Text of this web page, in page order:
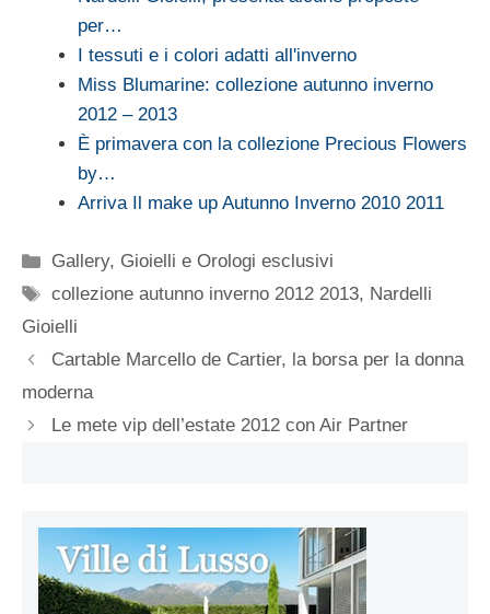
per…
I tessuti e i colori adatti all'inverno
Miss Blumarine: collezione autunno inverno
2012 – 2013
È primavera con la collezione Precious Flowers
by…
Arriva Il make up Autunno Inverno 2010 2011
Categorie
Gallery, Gioielli e Orologi esclusivi
Tag
collezione autunno inverno 2012 2013, Nardelli
Gioielli
Cartable Marcello de Cartier, la borsa per la donna
moderna
Le mete vip dell’estate 2012 con Air Partner